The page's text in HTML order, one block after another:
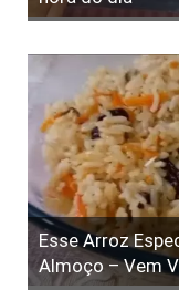
Esse Arroz
Almoço – Vem